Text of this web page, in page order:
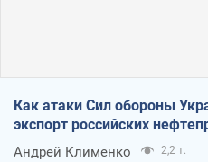
Как атаки Сил обороны
экспорт российских
Андрей Клименко 2,2 т.